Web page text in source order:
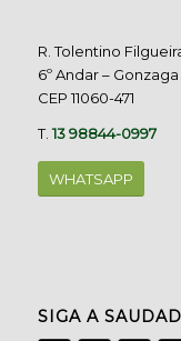
R. Tolentino
6º Andar –
CEP 11060-471
T.13 98844-0997
WHATSAPP
SIGA A